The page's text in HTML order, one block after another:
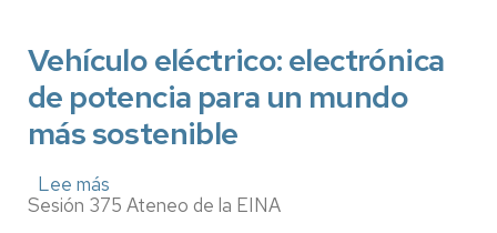
perovskita:
cuando
la
química
promete
energía
Vehículo eléctrico: electrónica
de potencia para un mundo
más sostenible
Lee más
Vehículo
Sesión 375 Ateneo de la EINA